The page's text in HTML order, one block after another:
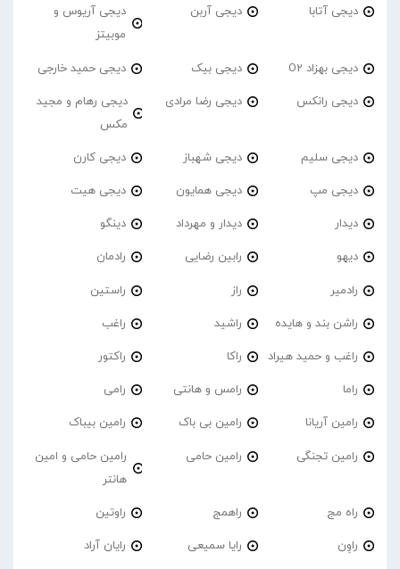
دیجی آتابا دیجی آربن
دیجی آریوس و
موبیتز
دیجی بهزاد O2 دیجی بیک دیجی حمید خارجی
دیجی رانکس دیجی رضا مرادی
دیجی رهام و مجید
مکس
دیجی سلیم دیجی شهباز دیجی کارن
دیجی مپ دیجی همایون دیجی هیت
دیدار دیدار و مهرداد دینگو
دیهو رابین رضایی رادمان
رادمیر راز راستین
راشن بند و هایده راشید راغب
راغب و حمید هیراد راکا راکتور
راما رامس و هانتی رامی
رامین آریانا رامین بی باک رامین بیباک
رامین تجنگی رامین حامی
رامین حامی و امین
هانتر
راه مج راهمج راوتین
راوِن رایا سمیعی رایان آراد